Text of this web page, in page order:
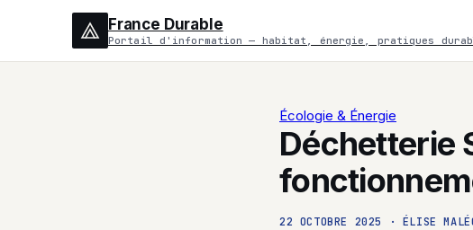
France Durable
Portail d'information — habitat, énergie, pratiques
Écologie & Énergie
Déchetterie
22 OCTOBRE 2025 · ÉLISE